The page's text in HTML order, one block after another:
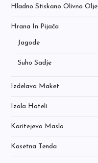
Hladno Stiskano Olivno Olje
Hrana In Pijača
Jagode
Suho Sadje
Izdelava Maket
Izola Hoteli
Karitejevo Maslo
Kasetna Tenda